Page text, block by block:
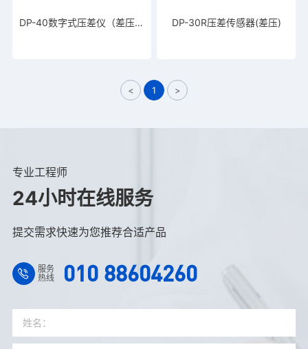
DP-40数字式压差仪（差压仪） DP-30R压差传感器(差压)
< 1 >
专业工程师
24小时在线服务
提交需求快速为您推荐合适产品
服务
热线
010 88604260